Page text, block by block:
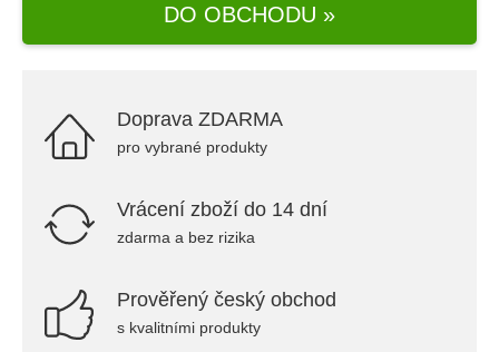
DO OBCHODU »
Doprava ZDARMA
pro vybrané produkty
Vrácení zboží do 14 dní
zdarma a bez rizika
Prověřený český obchod
s kvalitními produkty